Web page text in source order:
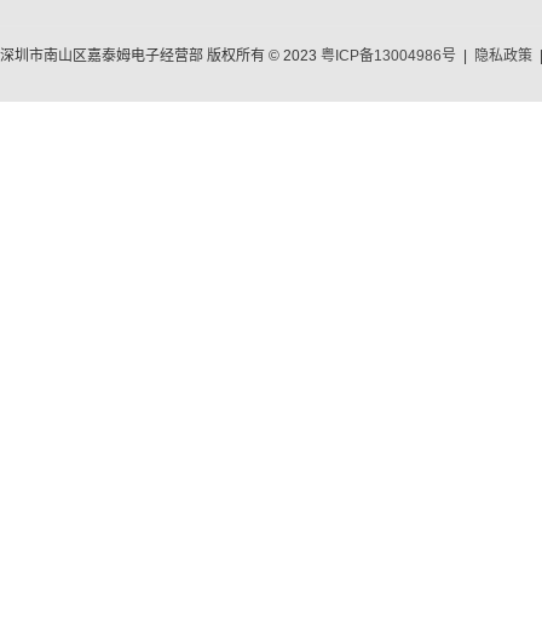
深圳市南山区嘉泰姆电子经营部 版权所有 © 2023 粤ICP备13004986号 隐私政策